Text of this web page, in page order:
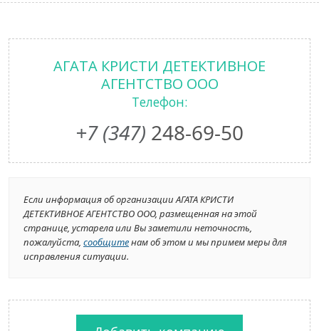
АГАТА КРИСТИ ДЕТЕКТИВНОЕ
АГЕНТСТВО ООО
Телефон:
+7 (347) 248-69-50
Если информация об организации АГАТА КРИСТИ
ДЕТЕКТИВНОЕ АГЕНТСТВО ООО, размещенная на этой
странице, устарела или Вы заметили неточность,
пожалуйста, сообщитенам об этом и мы примем меры для
исправления ситуации.